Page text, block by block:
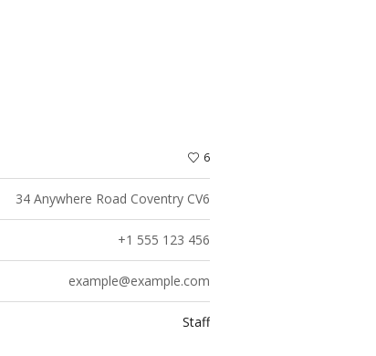
6
34 Anywhere Road Coventry CV6
+1 555 123 456
example@example.com
Staff